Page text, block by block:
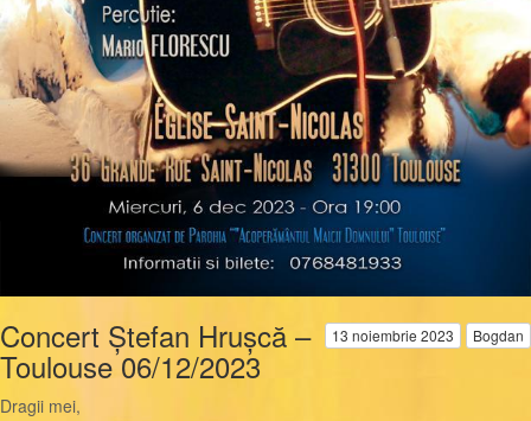
13 noiembrie 2023 Bogdan
Concert Ștefan Hrușcă –
Toulouse 06/12/2023
Dragii mei,